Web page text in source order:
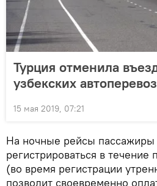
Турция отменила
узбекских
15 мая 2019, 07:21
На ночные рейсы пассажиры
регистрироваться в
(во время регистрации
позволит своевременно